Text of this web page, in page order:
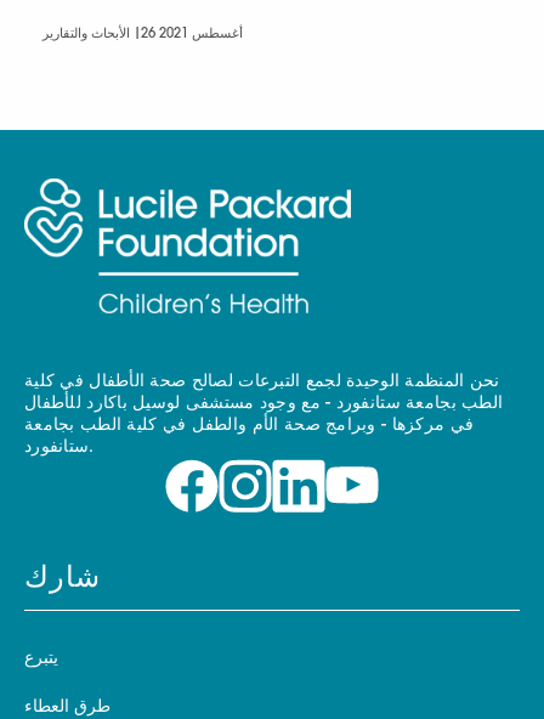
26 أغسطس 2021
نحن المنظمة الوحيدة لجمع التبرعات لصالح صحة الأطفال في كلية
الطب بجامعة ستانفورد - مع وجود مستشفى لوسيل باكارد للأطفال
في مركزها - وبرامج صحة الأم والطفل في كلية الطب بجامعة
ستانفورد.
شارك
يتبرع
طرق العطاء